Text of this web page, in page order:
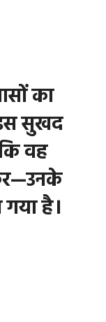
का
सुखद
वह
है।